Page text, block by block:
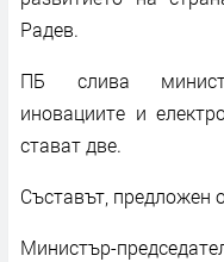
Радев.
ПБ слива
иновациите и
стават две.
Съставът, предложен
Министър-